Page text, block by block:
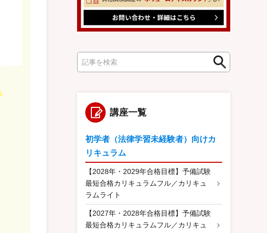
検
索
検
索
講座一覧
初学者（法律学習未経験者）向けカ
リキュラム
【2028年・2029年合格目標】予備試験
最短合格カリキュラムフル／カリキュ
ラムライト
【2027年・2028年合格目標】予備試験
最短合格カリキュラムフル／カリキュ